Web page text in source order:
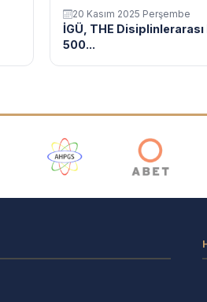
20 Kasım 2025 Perşembe
İGÜ, THE Disiplinlerarası
500...